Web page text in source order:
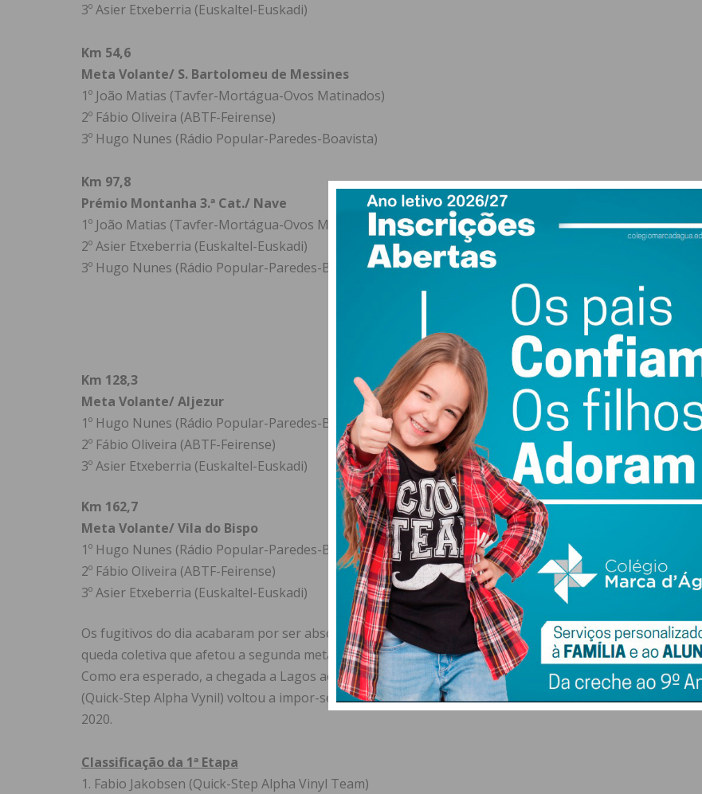
3º Asier Etxeberria (Euskaltel-Euskadi)
Km 54,6
Meta Volante/ S. Bartolomeu de Messines
1º João Matias (Tavfer-Mortágua-Ovos Matinados)
2º Fábio Oliveira (ABTF-Feirense)
3º Hugo Nunes (Rádio Popular-Paredes-Boavista)
Km 97,8
Prémio Montanha 3.ª Cat./ Nave
1º João Matias (Tavfer-Mortágua-Ovos Matinados)
2º Asier Etxeberria (Euskaltel-Euskadi)
3º Hugo Nunes (Rádio Popular-Paredes-Boavista)
Km 128,3
Meta Volante/ Aljezur
1º Hugo Nunes (Rádio Popular-Paredes-Boavista)
2º Fábio Oliveira (ABTF-Feirense)
3º Asier Etxeberria (Euskaltel-Euskadi)
Km 162,7
Meta Volante/ Vila do Bispo
1º Hugo Nunes (Rádio Popular-Paredes-Boavista)
2º Fábio Oliveira (ABTF-Feirense)
3º Asier Etxeberria (Euskaltel-Euskadi)
Os fugitivos do dia acabaram por ser absorvidos pelo pelotão a 32 km´s da meta, pouco depois de uma
queda coletiva que afetou a segunda metade do grosso da coluna de ciclistas.
Como era esperado, a chegada a Lagos acabou por se dar em pelotão e o sprinter Fabio Jakobsen
(Quick-Step Alpha Vynil) voltou a impor-se na Avenida das Descobertas, repetindo os êxitos de 2019 e
2020.
Classificação da 1ª Etapa
1. Fabio Jakobsen (Quick-Step Alpha Vinyl Team)